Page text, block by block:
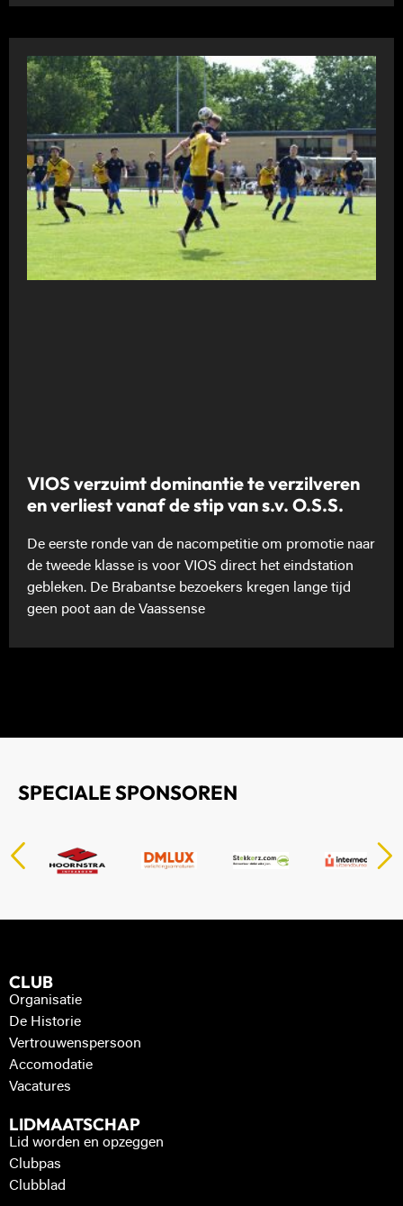
VIOS verzuimt dominantie te verzilveren
en verliest vanaf de stip van s.v. O.S.S.
De eerste ronde van de nacompetitie om promotie naar
de tweede klasse is voor VIOS direct het eindstation
gebleken. De Brabantse bezoekers kregen lange tijd
geen poot aan de Vaassense
SPECIALE SPONSOREN
CLUB
Organisatie
De Historie
Vertrouwenspersoon
Accomodatie
Vacatures
LIDMAATSCHAP
Lid worden en opzeggen
Clubpas
Clubblad